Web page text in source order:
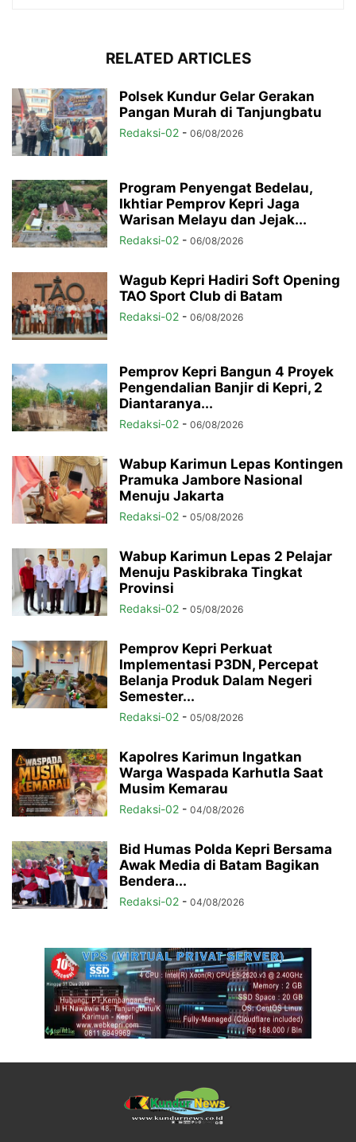
RELATED ARTICLES
Polsek Kundur Gelar Gerakan
Pangan Murah di Tanjungbatu
Redaksi-02 - 06/08/2026
Program Penyengat Bedelau,
Ikhtiar Pemprov Kepri Jaga
Warisan Melayu dan Jejak...
Redaksi-02 - 06/08/2026
Wagub Kepri Hadiri Soft Opening
TAO Sport Club di Batam
Redaksi-02 - 06/08/2026
Pemprov Kepri Bangun 4 Proyek
Pengendalian Banjir di Kepri, 2
Diantaranya...
Redaksi-02 - 06/08/2026
Wabup Karimun Lepas Kontingen
Pramuka Jambore Nasional
Menuju Jakarta
Redaksi-02 - 05/08/2026
Wabup Karimun Lepas 2 Pelajar
Menuju Paskibraka Tingkat
Provinsi
Redaksi-02 - 05/08/2026
Pemprov Kepri Perkuat
Implementasi P3DN, Percepat
Belanja Produk Dalam Negeri
Semester...
Redaksi-02 - 05/08/2026
Kapolres Karimun Ingatkan
Warga Waspada Karhutla Saat
Musim Kemarau
Redaksi-02 - 04/08/2026
Bid Humas Polda Kepri Bersama
Awak Media di Batam Bagikan
Bendera...
Redaksi-02 - 04/08/2026